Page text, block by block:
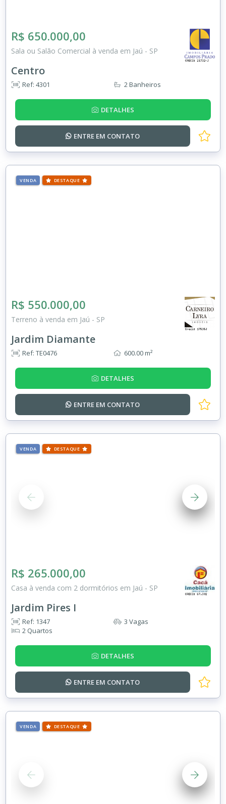
R$ 650.000,00
Sala ou Salão Comercial à venda em Jaú - SP
Centro
Ref: 4301 2 Banheiros
DETALHES
ENTRE EM CONTATO
VENDA DESTAQUE
R$ 550.000,00
Terreno à venda em Jaú - SP
Jardim Diamante
Ref: TE0476 600.00 m²
DETALHES
ENTRE EM CONTATO
VENDA DESTAQUE
R$ 265.000,00
Casa à venda com 2 dormitórios em Jaú - SP
Jardim Pires I
Ref: 1347
2 Quartos
3 Vagas
DETALHES
ENTRE EM CONTATO
VENDA DESTAQUE